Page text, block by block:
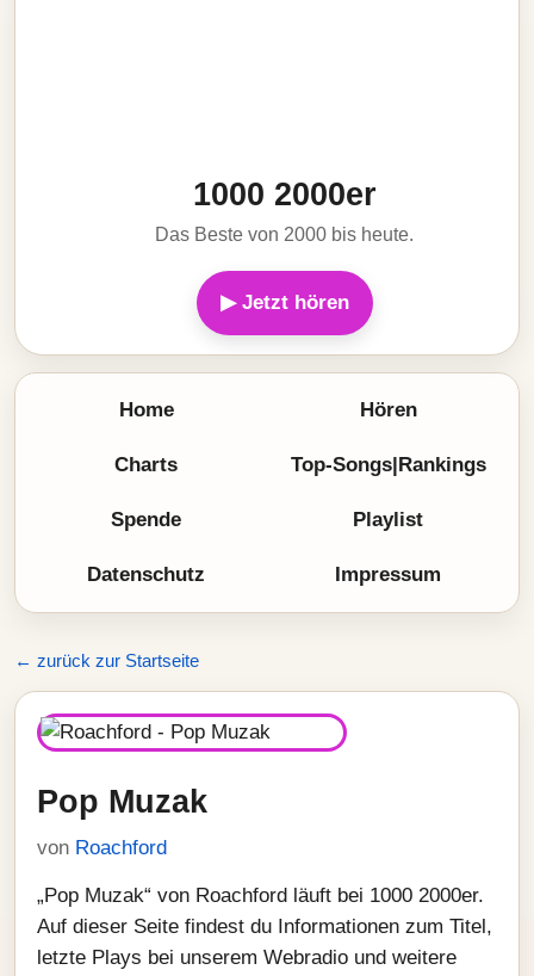
1000 2000er
Das Beste von 2000 bis heute.
▶ Jetzt hören
Home Hören
Charts Top-Songs|Rankings
Spende Playlist
Datenschutz Impressum
← zurück zur Startseite
Pop Muzak
von Roachford
„Pop Muzak“ von Roachford läuft bei 1000 2000er.
Auf dieser Seite findest du Informationen zum Titel,
letzte Plays bei unserem Webradio und weitere